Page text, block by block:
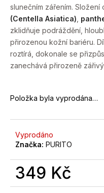
5
hvězdiček.
slunečním zářením. Složení
(Centella Asiatica)
zklidňuje podráždění,
přirozenou kožní bariéru.
roztírá, dokonale se
zanechává přirozeně
Položka byla vyprodána…
Vyprodáno
Značka: PURITO
349 Kč
Měrná
D
o
p
o
r
u
u
j
e